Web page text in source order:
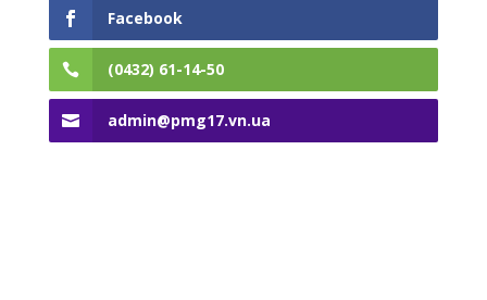
Facebook
(0432) 61-14-50
admin@pmg17.vn.ua